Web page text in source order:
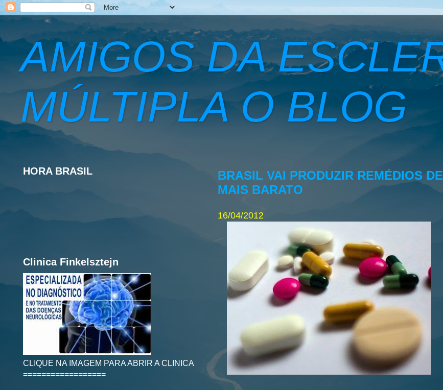
AMIGOS DA
MÚLTIPLA O BLOG
BRASIL VAI PRODUZIR REMÉDIOS
MAIS BARATO
16/04/2012
HORA BRASIL
Clinica Finkelsztejn
CLIQUE NA IMAGEM PARA ABRIR A CLINICA
==================